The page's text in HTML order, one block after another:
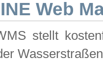
Web
stellt